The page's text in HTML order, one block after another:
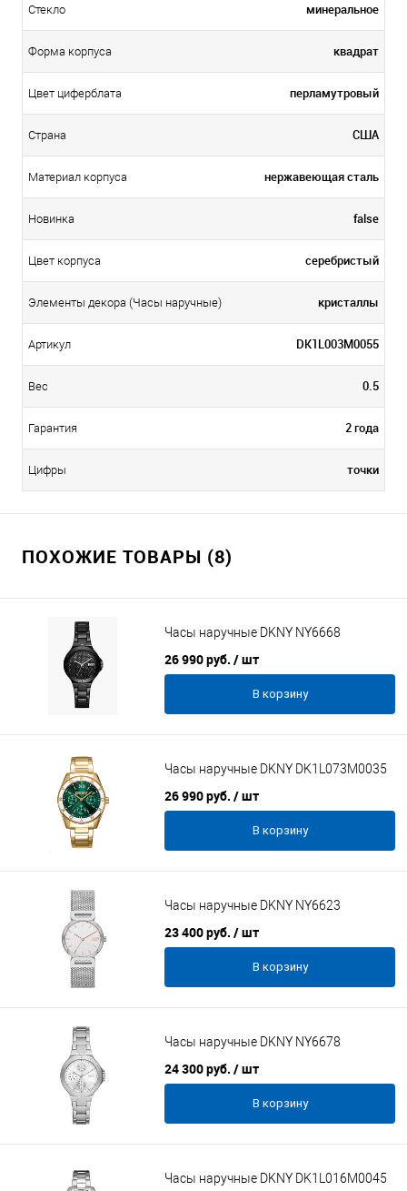
Стекло минеральное
Форма корпуса квадрат
Цвет циферблата перламутровый
Страна США
Материал корпуса нержавеющая сталь
Новинка false
Цвет корпуса серебристый
Элементы декора (Часы наручные) кристаллы
Артикул DK1L003M0055
Вес 0.5
Гарантия 2 года
Цифры точки
ПОХОЖИЕ ТОВАРЫ (8)
Часы наручные DKNY NY6668
26 990 руб. / шт
В корзину
Часы наручные DKNY DK1L073M0035
26 990 руб. / шт
В корзину
Часы наручные DKNY NY6623
23 400 руб. / шт
В корзину
Часы наручные DKNY NY6678
24 300 руб. / шт
В корзину
Часы наручные DKNY DK1L016M0045